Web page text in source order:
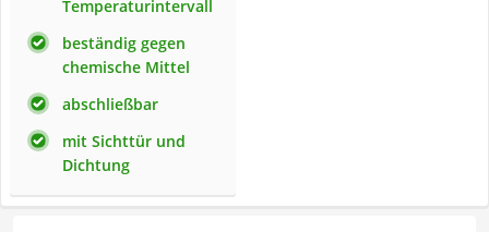
Temperaturintervall
beständig gegen
chemische Mittel
abschließbar
mit Sichttür und
Dichtung